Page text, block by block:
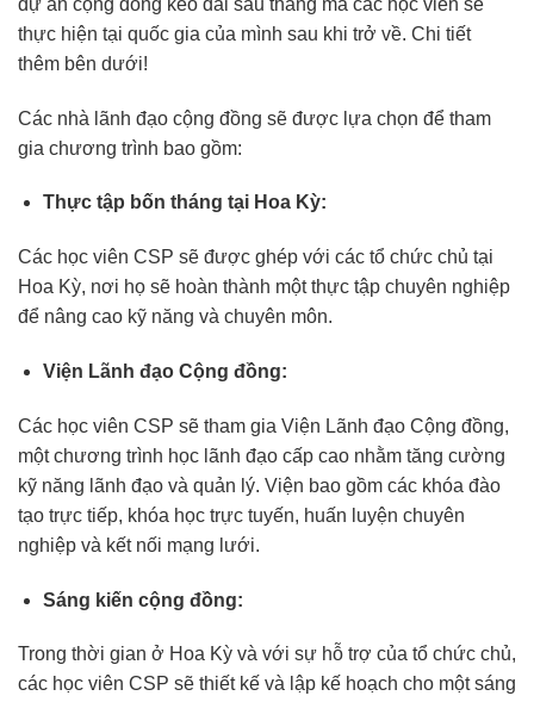
thực hiện tại quốc gia của mình sau khi trở về. Chi tiết
thêm bên dưới!
Các nhà lãnh đạo cộng đồng sẽ được lựa chọn để tham
gia chương trình bao gồm:
Thực tập bốn tháng tại Hoa Kỳ:
Các học viên CSP sẽ được ghép với các tổ chức chủ tại
Hoa Kỳ, nơi họ sẽ hoàn thành một thực tập chuyên nghiệp
để nâng cao kỹ năng và chuyên môn.
Viện Lãnh đạo Cộng đồng:
Các học viên CSP sẽ tham gia Viện Lãnh đạo Cộng đồng,
một chương trình học lãnh đạo cấp cao nhằm tăng cường
kỹ năng lãnh đạo và quản lý. Viện bao gồm các khóa đào
tạo trực tiếp, khóa học trực tuyến, huấn luyện chuyên
nghiệp và kết nối mạng lưới.
Sáng kiến cộng đồng:
Trong thời gian ở Hoa Kỳ và với sự hỗ trợ của tổ chức chủ,
các học viên CSP sẽ thiết kế và lập kế hoạch cho một sáng